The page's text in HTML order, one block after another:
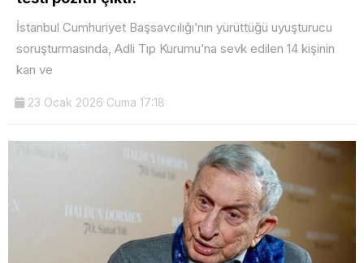
İstanbul Cumhuriyet Başsavcılığı’nın yürüttüğü uyuşturucu
soruşturmasında, Adli Tıp Kurumu’na sevk edilen 14 kişinin
kan ve
23 Ocak 2026 Cuma 17:18